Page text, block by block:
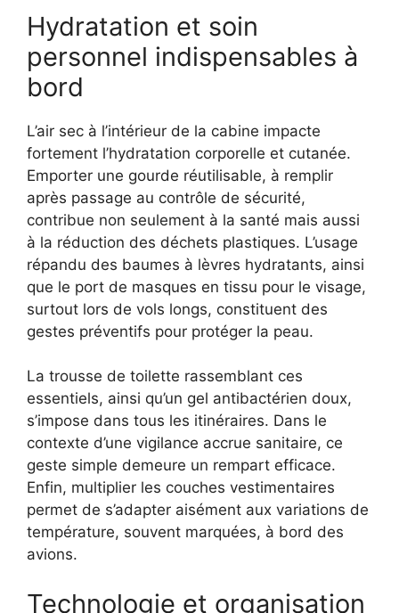
Hydratation et soin
personnel indispensables à
bord
L’air sec à l’intérieur de la cabine impacte
fortement l’hydratation corporelle et cutanée.
Emporter une gourde réutilisable, à remplir
après passage au contrôle de sécurité,
contribue non seulement à la santé mais aussi
à la réduction des déchets plastiques. L’usage
répandu des baumes à lèvres hydratants, ainsi
que le port de masques en tissu pour le visage,
surtout lors de vols longs, constituent des
gestes préventifs pour protéger la peau.
La trousse de toilette rassemblant ces
essentiels, ainsi qu’un gel antibactérien doux,
s’impose dans tous les itinéraires. Dans le
contexte d’une vigilance accrue sanitaire, ce
geste simple demeure un rempart efficace.
Enfin, multiplier les couches vestimentaires
permet de s’adapter aisément aux variations de
température, souvent marquées, à bord des
avions.
Technologie et organisation